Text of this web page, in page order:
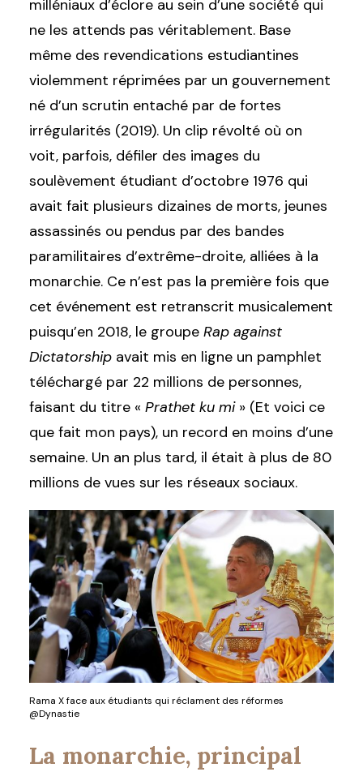
milléniaux d’éclore au sein d’une société qui
ne les attends pas véritablement. Base
même des revendications estudiantines
violemment réprimées par un gouvernement
né d’un scrutin entaché par de fortes
irrégularités (2019). Un clip révolté où on
voit, parfois, défiler des images du
soulèvement étudiant d’octobre 1976 qui
avait fait plusieurs dizaines de morts, jeunes
assassinés ou pendus par des bandes
paramilitaires d’extrême-droite, alliées à la
monarchie. Ce n’est pas la première fois que
cet événement est retranscrit musicalement
puisqu’en 2018, le groupe Rap against
Dictatorship avait mis en ligne un pamphlet
téléchargé par 22 millions de personnes,
faisant du titre « Prathet ku mi» (Et voici ce
que fait mon pays), un record en moins d’une
semaine. Un an plus tard, il était à plus de 80
millions de vues sur les réseaux sociaux.
Rama X face aux étudiants qui réclament des réformes
@Dynastie
La monarchie, principal